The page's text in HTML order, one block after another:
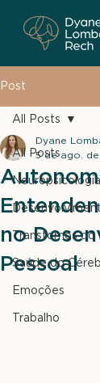
Post
All Posts
Neuropsicologia
Transtornos
Saúde do
Emoções
Trabalho
All Posts
no
Pessoal
Dyane
5 de ago.